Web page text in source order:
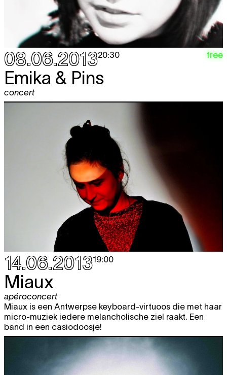
08.06.201320:30 free
Emika & Pins
concert
14.06.201319:00
Miaux
apéroconcert
Miaux is een Antwerpse keyboard-virtuoos die met haar
micro-muziek iedere melancholische ziel raakt. Een
band in een casiodoosje!